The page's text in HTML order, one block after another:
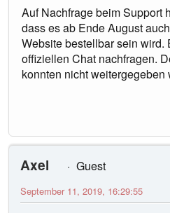
Auf Nachfrage beim Support
dass es ab Ende August
Website bestellbar sein wird.
offiziellen Chat nachfragen.
konnten nicht weitergegeben
Axel
Guest
September 11, 2019, 16:29:55